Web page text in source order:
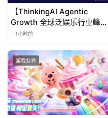
【ThinkingAI Agentic
Growth 全球泛娱乐行业峰
会】Agent 时代，人到底负
1小时前
游戏业界